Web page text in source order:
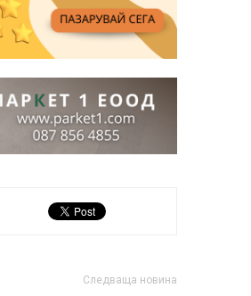
Следваща новина